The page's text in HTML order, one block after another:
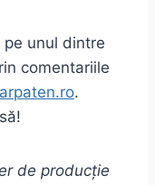
unul dintre
comentariile
.
de producție